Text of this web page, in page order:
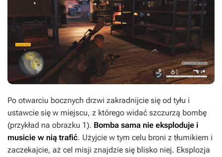
Po otwarciu bocznych drzwi zakradnijcie się od tyłu i
ustawcie się w miejscu, z którego widać szczurzą bombę
(przykład na obrazku 1). Bomba sama nie eksploduje i
musicie w nią trafić. Użyjcie w tym celu broni z tłumikiem i
zaczekajcie, aż cel misji znajdzie się blisko niej. Eksplozja